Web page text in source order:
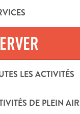
LES ACTIVITÉS
DE PLEIN AIR